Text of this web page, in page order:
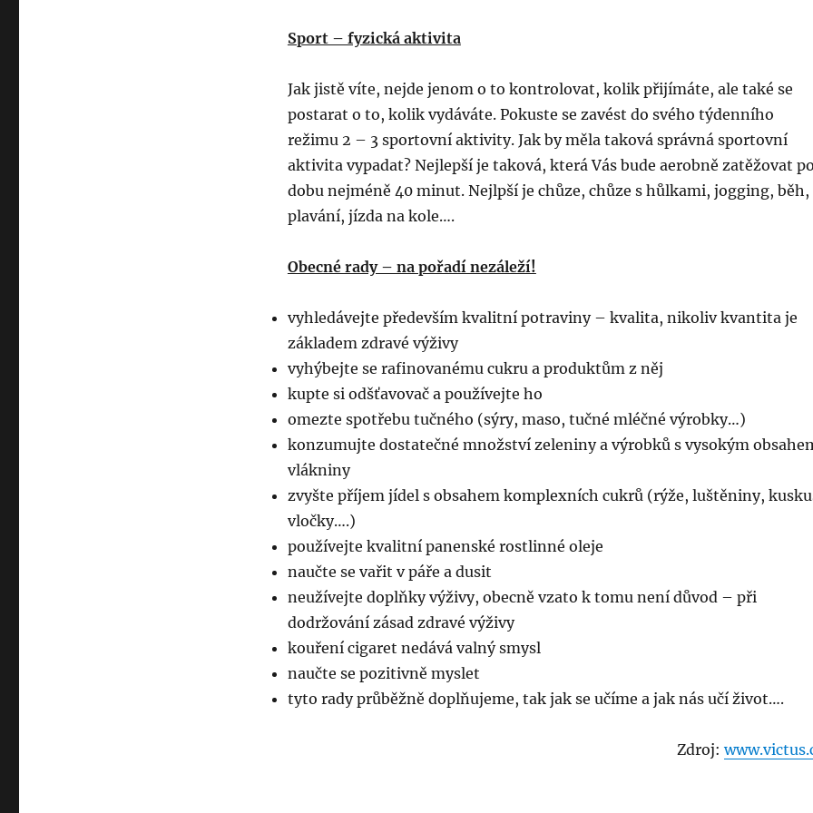
Sport – fyzická aktivita
Jak jistě víte, nejde jenom o to kontrolovat, kolik přijímáte, ale také se
postarat o to, kolik vydáváte. Pokuste se zavést do svého týdenního
režimu 2 – 3 sportovní aktivity. Jak by měla taková správná sportovní
aktivita vypadat? Nejlepší je taková, která Vás bude aerobně zatěžovat
dobu nejméně 40 minut. Nejlpší je chůze, chůze s hůlkami, jogging, běh,
plavání, jízda na kole….
Obecné rady – na pořadí nezáleží!
vyhledávejte především kvalitní potraviny – kvalita, nikoliv kvantita je
základem zdravé výživy
vyhýbejte se rafinovanému cukru a produktům z něj
kupte si odšťavovač a používejte ho
omezte spotřebu tučného (sýry, maso, tučné mléčné výrobky…)
konzumujte dostatečné množství zeleniny a výrobků s vysokým
vlákniny
zvyšte příjem jídel s obsahem komplexních cukrů (rýže, luštěniny,
vločky….)
používejte kvalitní panenské rostlinné oleje
naučte se vařit v páře a dusit
neužívejte doplňky výživy, obecně vzato k tomu není důvod – při
dodržování zásad zdravé výživy
kouření cigaret nedává valný smysl
naučte se pozitivně myslet
tyto rady průběžně doplňujeme, tak jak se učíme a jak nás učí život….
Zdroj: